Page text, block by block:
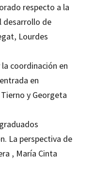
respecto a la
desarrollo de
Lourdes
coordinación en
en
y Georgeta
La perspectiva de
, María Cinta